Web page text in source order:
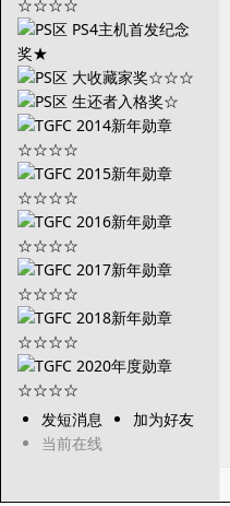
发短消息
加为好友
当前在线